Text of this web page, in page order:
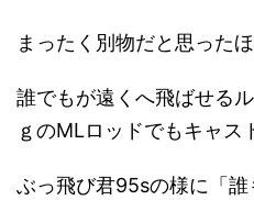
まったく別物だと思った
誰でもが遠くへ飛ばせる
ｇのMLロッドでもキャス
ぶっ飛び君95sの様に「